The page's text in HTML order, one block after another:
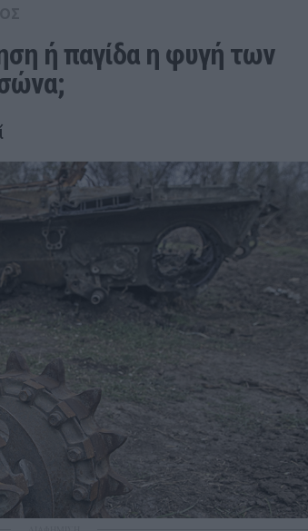
ή παγίδα η φυγή των